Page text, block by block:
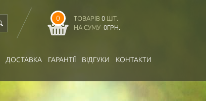
0 ТОВАРІВ 0 ШТ.
НА СУМУ 0ГРН.
ДОСТАВКА ГАРАНТІЇ ВІДГУКИ КОНТАКТИ